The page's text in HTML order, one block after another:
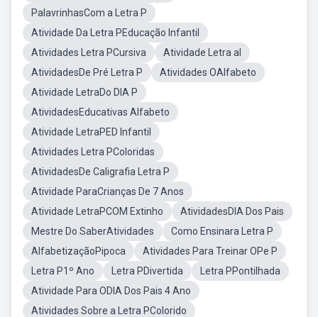
PalavrinhasCom a Letra P
Atividade Da Letra PEducação Infantil
Atividades Letra PCursiva
Atividade Letra aI
AtividadesDe Pré Letra P
Atividades OAlfabeto
Atividade LetraDo DIA P
AtividadesEducativas Alfabeto
Atividade LetraPED Infantil
Atividades Letra PColoridas
AtividadesDe Caligrafia Letra P
Atividade ParaCrianças De 7 Anos
Atividade LetraPCOM Extinho
AtividadesDIA Dos Pais
Mestre Do SaberAtividades
Como Ensinara Letra P
AlfabetizaçãoPipoca
Atividades Para Treinar OPe P
Letra P1º Ano
Letra PDivertida
Letra PPontilhada
Atividade Para ODIA Dos Pais 4 Ano
Atividades Sobre a Letra PColorido